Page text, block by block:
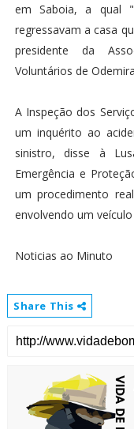
em Saboia, a qual
regressavam a casa
presidente da
Voluntários de
A Inspeção dos
um inquérito ao
sinistro, disse à
Emergência e
um procedimento
envolvendo um
Noticias ao Minuto
Share This